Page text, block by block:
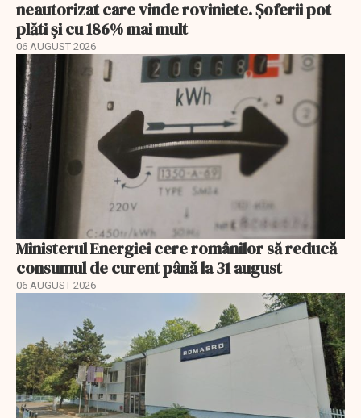
neautorizat care vinde roviniete. Șoferii pot
plăti și cu 186% mai mult
06 AUGUST 2026
Ministerul Energiei cere românilor să reducă
consumul de curent până la 31 august
06 AUGUST 2026